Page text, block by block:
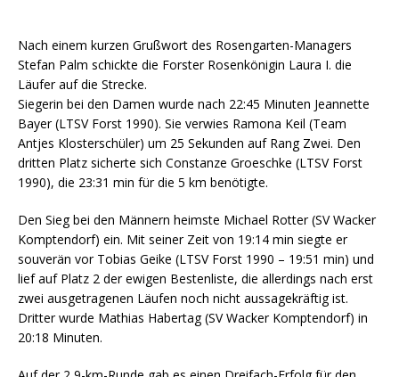
Nach einem kurzen Grußwort des Rosengarten-Managers
Stefan Palm schickte die Forster Rosenkönigin Laura I. die
Läufer auf die Strecke.
Siegerin bei den Damen wurde nach 22:45 Minuten Jeannette
Bayer (LTSV Forst 1990). Sie verwies Ramona Keil (Team
Antjes Klosterschüler) um 25 Sekunden auf Rang Zwei. Den
dritten Platz sicherte sich Constanze Groeschke (LTSV Forst
1990), die 23:31 min für die 5 km benötigte.
Den Sieg bei den Männern heimste Michael Rotter (SV Wacker
Komptendorf) ein. Mit seiner Zeit von 19:14 min siegte er
souverän vor Tobias Geike (LTSV Forst 1990 – 19:51 min) und
lief auf Platz 2 der ewigen Bestenliste, die allerdings nach erst
zwei ausgetragenen Läufen noch nicht aussagekräftig ist.
Dritter wurde Mathias Habertag (SV Wacker Komptendorf) in
20:18 Minuten.